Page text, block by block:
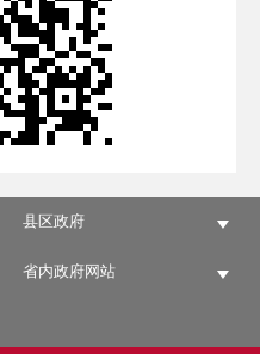
县区政府
省内政府网站